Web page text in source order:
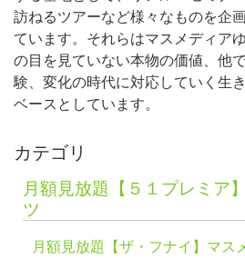
訪ねるツアーなど様々なものを企
ています。それらはマスメディア
の目を見ていない本物の価値、他
験、変化の時代に対応していく生
ベースとしています。
カテゴリ
月額見放題【５１プレミア
ツ
月額見放題【ザ・フナイ】マス